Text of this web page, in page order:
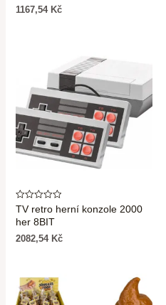
1167,54 Kč
Hodnocení
0
z
TV retro herní konzole 2000
her 8BIT
2082,54 Kč